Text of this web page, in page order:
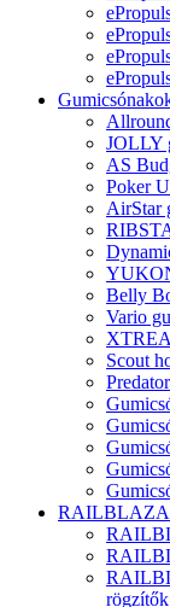
JOLLY
AS
Poker
AirStar
Belly
Vario
Scout
RAILBLAZA
rögzítők